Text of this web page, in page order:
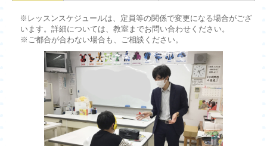
※レッスンスケジュールは、定員等の関係で変更になる場合がござ
います。詳細については、教室までお問い合わせください。
※ご都合が合わない場合も、ご相談ください。